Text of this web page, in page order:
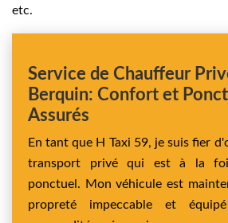
etc.
Service de Chauffeur
Berquin: Confort et
Assurés
En tant que H Taxi 59, je suis fier
transport privé qui est à la
ponctuel. Mon véhicule est
propreté impeccable et